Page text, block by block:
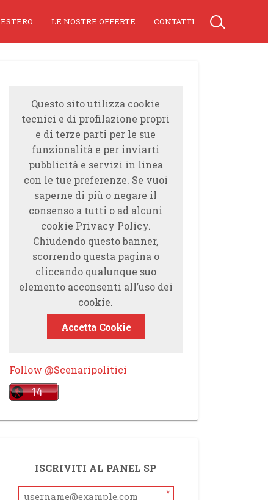
ESTERO LE NOSTRE OFFERTE CONTATTI
Questo sito utilizza cookie
tecnici e di profilazione propri
e di terze parti per le sue
funzionalità e per inviarti
pubblicità e servizi in linea
con le tue preferenze. Se vuoi
saperne di più o negare il
consenso a tutti o ad alcuni
cookie Privacy Policy.
Chiudendo questo banner,
scorrendo questa pagina o
cliccando qualunque suo
elemento acconsenti all’uso dei
cookie.
Accetta Cookie
Follow @Scenaripolitici
ISCRIVITI AL PANEL SP
*